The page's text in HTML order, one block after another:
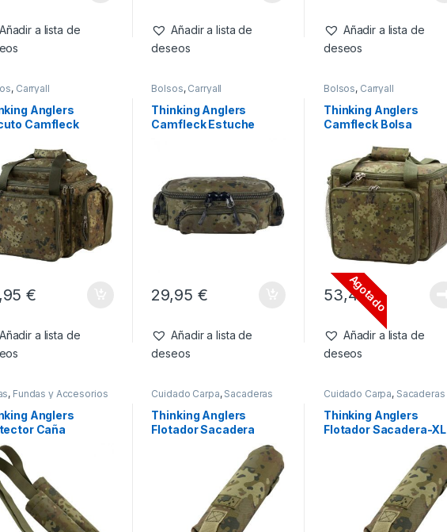
Añadir a lista de
Añadir a lista de
deseos
Añadir a lista de
deseos
, Carryall
Anglers
Camfleck
€
Añadir a lista de
Bolsos, Carryall
Thinking Anglers
Camfleck Estuche
29,95 €
Añadir a lista de
deseos
Bolsos, Carryall
Thinking Anglers
Camfleck Bolsa
Agotado
53,45€
Añadir a lista de
deseos
, Fundas y Accesorios
Anglers
Caña
Elastic Tip
Cuidado Carpa, Sacaderas
Thinking Anglers
Flotador Sacadera
Cuidado Carpa, Sacaderas
Thinking Anglers
Flotador Sacadera-XL